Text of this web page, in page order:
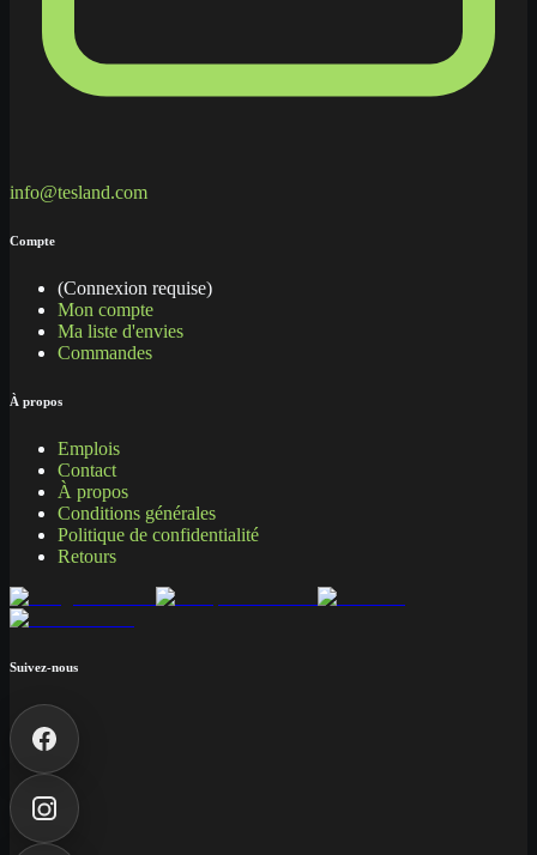
info@tesland.com
Compte
(Connexion requise)
Mon compte
Ma liste d'envies
Commandes
À propos
Emplois
Contact
À propos
Conditions générales
Politique de confidentialité
Retours
Suivez-nous